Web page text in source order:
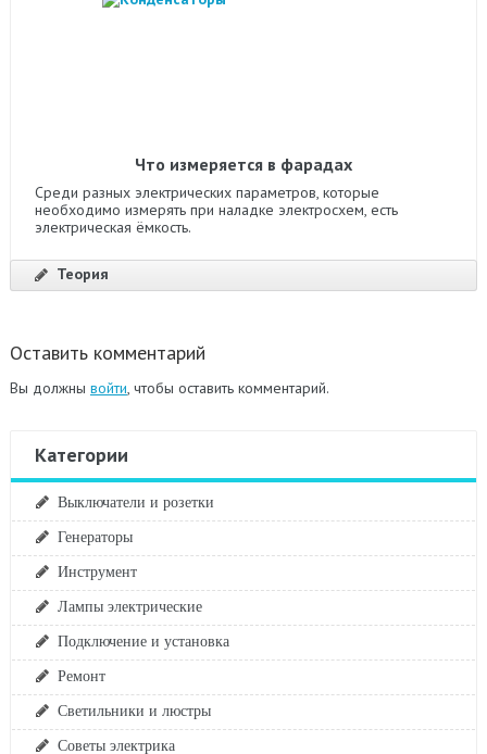
Что измеряется в фарадах
Среди разных электрических параметров, которые
необходимо измерять при наладке электросхем, есть
электрическая ёмкость.
Теория
Оставить комментарий
Вы должны войти , чтобы оставить комментарий.
Категории
Выключатели и розетки
Генераторы
Инструмент
Лампы электрические
Подключение и установка
Ремонт
Светильники и люстры
Советы электрика